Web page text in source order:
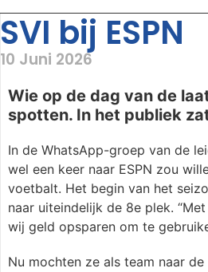
SVI bij ESPN
10 Juni 2026
Wie op de dag van de
spotten. In het publiek
In de WhatsApp-groep van de
wel een keer naar ESPN zou
voetbalt. Het begin van het
naar uiteindelijk de 8e plek.
wij geld opsparen om te
Nu mochten ze als team naar